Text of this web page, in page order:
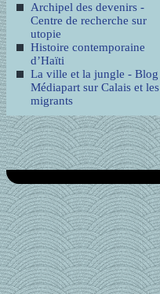
Archipel des devenirs -
Centre de recherche sur
utopie
Histoire contemporaine
d’Haïti
La ville et la jungle - Blog
Médiapart sur Calais et les
migrants